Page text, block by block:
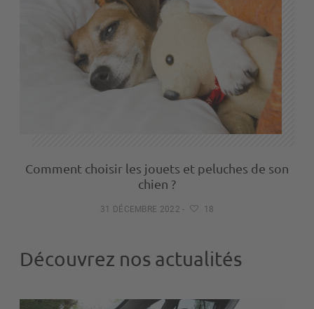
Comment choisir les jouets et peluches de son
chien ?
31 DÉCEMBRE 2022 - 18
Découvrez nos actualités